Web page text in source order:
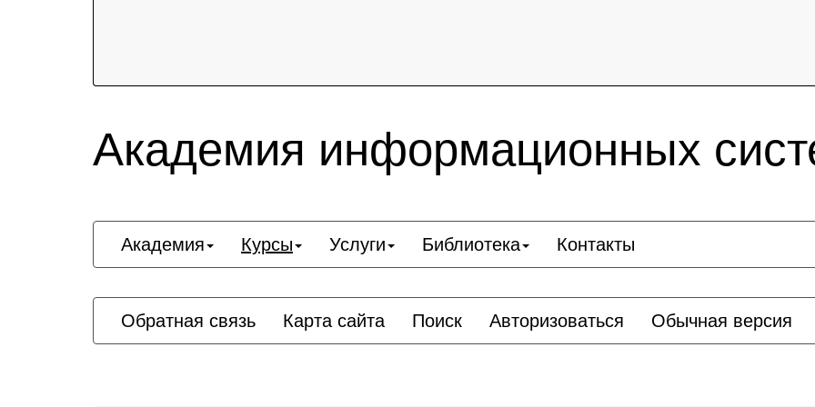
Академия информационных
Академия Курсы Услуги Библиотека Контакты
Обратная связь Карта сайта Поиск Авторизоваться Обычная версия